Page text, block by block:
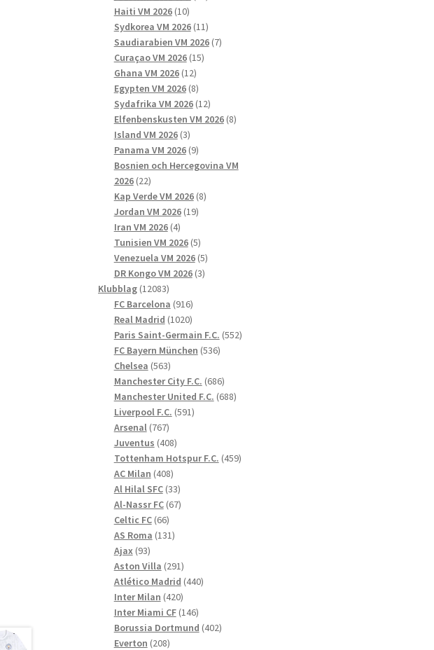
Haiti VM 2026 1010
produkter
Sydkorea VM 2026 1111
produkter
Saudiarabien VM 2026 77
Curaçao VM 2026 1515
Ghana VM 2026 1212
produkter
Egypten VM 2026 88
produkter
Sydafrika VM 2026 1212
produkter
Elfenbenskusten VM 2026 88
Island VM 2026 33
produkter
Panama VM 2026 99
produkter
Bosnien och Hercegovina VM
2026 2222
produkter
Kap Verde VM 2026 88
Jordan VM 2026 1919
Iran VM 2026 44
produkter
Tunisien VM 2026 55
produkter
Venezuela VM 2026 55
produkter
DR Kongo VM 2026 33
Klubblag 1208312083
produkter
FC Barcelona 916916
produkter
Real Madrid 10201020
produkter
Paris Saint-Germain F.C. 552552
FC Bayern München 536536
Chelsea 563563
produkter
Manchester City F.C. 686686
produkter
Manchester United F.C. 688688
Liverpool F.C. 591591
Arsenal 767767
produkter
Juventus 408408
produkter
Tottenham Hotspur F.C. 459459
AC Milan 408408
produkter
Al Hilal SFC 3333
produkter
Al-Nassr FC 6767
Celtic FC 6666
produkter
AS Roma 131131
Ajax 9393
produkter
Aston Villa 291291
produkter
Atlético Madrid 440440
Inter Milan 420420
produkter
Inter Miami CF 146146
produkter
Borussia Dortmund 402402
Everton 208208